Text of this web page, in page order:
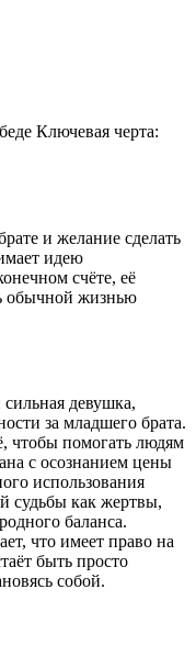
Ключевая черта:
и желание сделать
идею
счёте, её
обычной жизнью
девушка,
за младшего брата.
чтобы помогать людям
с осознанием цены
использования
судьбы как жертвы,
баланса.
что имеет право на
быть просто
собой.